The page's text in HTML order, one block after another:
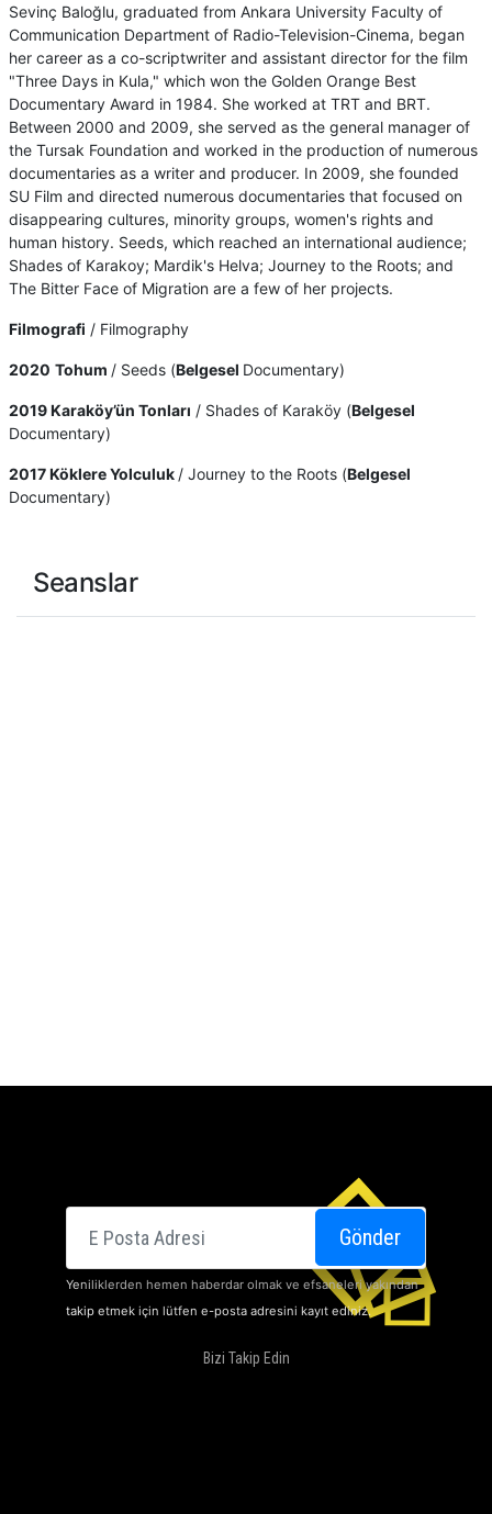
Sevinç Baloğlu, graduated from Ankara University Faculty of
Communication Department of Radio-Television-Cinema, began
her career as a co-scriptwriter and assistant director for the film
"Three Days in Kula," which won the Golden Orange Best
Documentary Award in 1984. She worked at TRT and BRT.
Between 2000 and 2009, she served as the general manager of
the Tursak Foundation and worked in the production of numerous
documentaries as a writer and producer. In 2009, she founded
SU Film and directed numerous documentaries that focused on
disappearing cultures, minority groups, women's rights and
human history. Seeds, which reached an international audience;
Shades of Karakoy; Mardik's Helva; Journey to the Roots; and
The Bitter Face of Migration are a few of her projects.
Filmografi / Filmography
2020 Tohum / Seeds (Belgesel Documentary)
2019 Karaköy’ün Tonları / Shades of Karaköy (Belgesel
Documentary)
2017 Köklere Yolculuk / Journey to the Roots (Belgesel
Documentary)
Seanslar
Gönder
Yeniliklerden hemen haberdar olmak ve efsaneleri yakından
takip etmek için lütfen e-posta adresini kayıt ediniz.
Bizi Takip Edin